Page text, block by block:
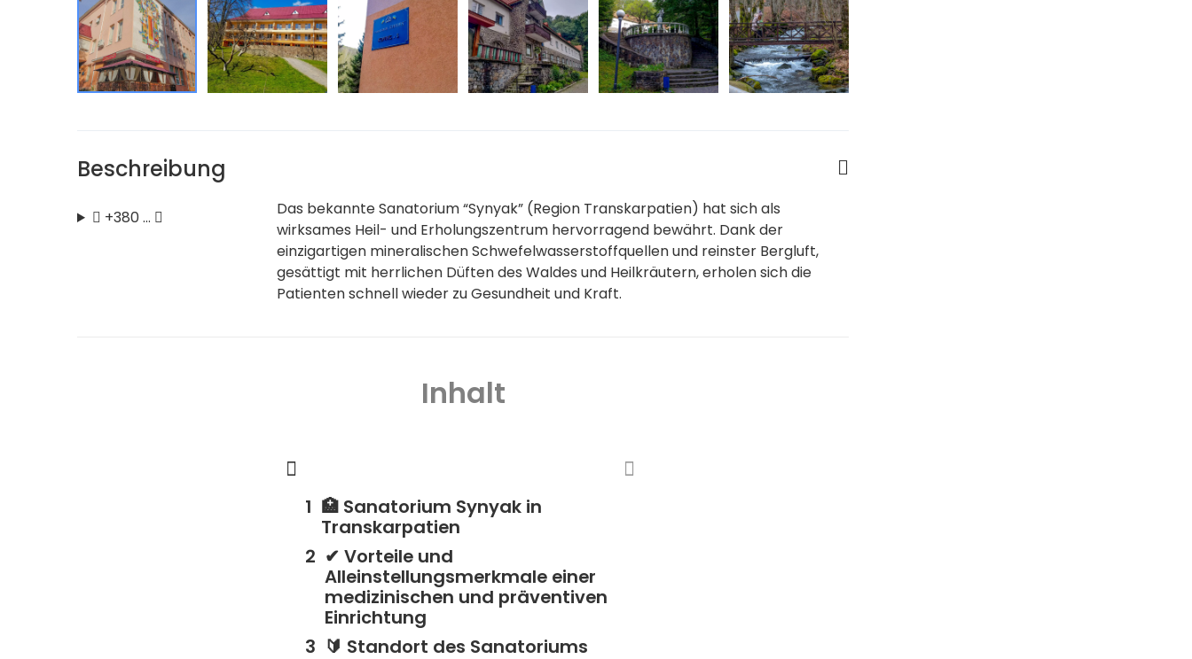
Beschreibung
+380 …
Das bekannte Sanatorium “Synyak” (Region Transkarpatien) hat sich als
wirksames Heil- und Erholungszentrum hervorragend bewährt. Dank der
einzigartigen mineralischen Schwefelwasserstoffquellen und reinster Bergluft,
gesättigt mit herrlichen Düften des Waldes und Heilkräutern, erholen sich die
Patienten schnell wieder zu Gesundheit und Kraft.
Inhalt
🏥 Sanatorium Synyak in
Transkarpatien
✔ Vorteile und
Alleinstellungsmerkmale einer
medizinischen und präventiven
Einrichtung
🔰 Standort des Sanatoriums